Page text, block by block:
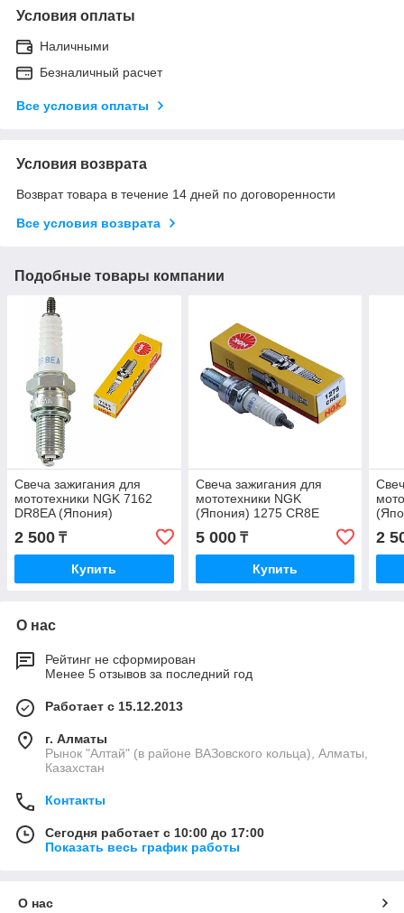
Условия оплаты
Наличными
Безналичный расчет
Все условия оплаты
Условия возврата
Возврат товара в течение 14 дней по договоренности
Все условия возврата
Подобные товары компании
Свеча зажигания для
мототехники NGK 7162
DR8EA (Япония)
2 500 ₸
Купить
Свеча зажигания для
мототехники NGK
(Япония) 1275 CR8E
5 000₸
Купить
2
О нас
Рейтинг не сформирован
Менее 5 отзывов за последний год
Работает с 15.12.2013
г. Алматы
Рынок "Алтай" (в районе ВАЗовского кольца), Алматы,
Казахстан
Контакты
Сегодня работает с 10:00 до 17:00
Показать весь график работы
О нас